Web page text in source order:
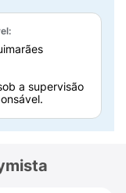
da
ação
das
produz
indicado
a supervisão